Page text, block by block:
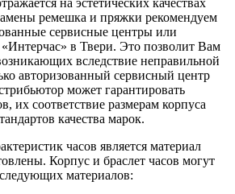
ремешка и пряжки рекомендуем
сервисные центры или
в Твери. Это позволит Вам
вследствие неправильной
авторизованный сервисный центр
может гарантировать
их соответствие размерам корпуса
качества марок.
часов является материал
Корпус и браслет часов могут
материалов: